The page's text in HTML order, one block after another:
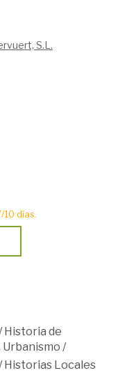
S.L.
10 días.
Historia de
/
Historias Locales